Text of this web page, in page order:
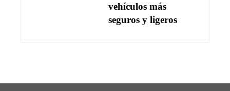
vehículos más
seguros y ligeros